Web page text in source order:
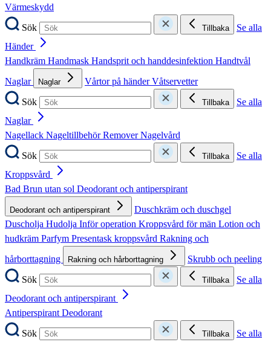
Värmeskydd
Sök
Tillbaka
Se alla
Händer
Handkräm Handmask Handsprit och handdesinfektion Handtvål
Naglar
Naglar Vårtor på händerVåtservetter
Sök
Tillbaka
Se alla
Naglar
Nagellack NageltillbehörRemoverNagelvård
Sök
Tillbaka
Se alla
Kroppsvård
Bad Brun utan sol Deodorant och antiperspirant
Deodorant och antiperspirant
Duschkräm och duschgel
Duscholja Hudolja Inför operation Kroppsvård för män Lotion och
hudkräm Parfym Presentask kroppsvård Rakning och
hårborttagning
Rakning och hårborttagning
Skrubb och peeling
Sök
Tillbaka
Se alla
Deodorant och antiperspirant
AntiperspirantDeodorant
Sök
Tillbaka
Se alla